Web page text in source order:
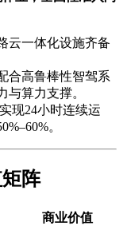
云一体化设施齐备
合高鲁棒性智驾系
与算力支撑。
现24小时连续运
。
阵
商业价值